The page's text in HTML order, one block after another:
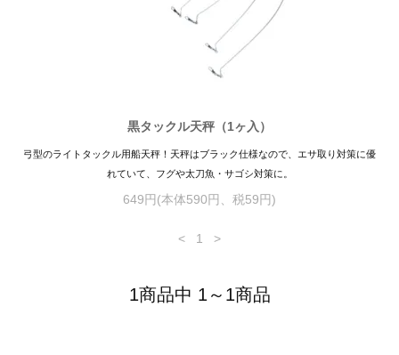
黒タックル天秤（1ヶ入）
弓型のライトタックル用船天秤！天秤はブラック仕様なので、エサ取り対策に優
れていて、フグや太刀魚・サゴシ対策に。
649円(本体590円、税59円)
< 1 >
1商品中 1～1商品